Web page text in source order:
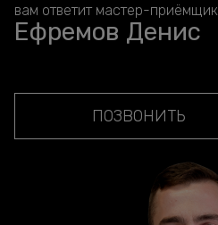
вам ответит мастер-приёмщик
Ефремов Денис
ПОЗВОНИТЬ